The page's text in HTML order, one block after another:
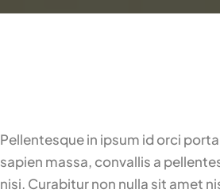
Pellentesque in ipsum id orci
sapien massa, convallis a
nisi. Curabitur non nulla sit amet